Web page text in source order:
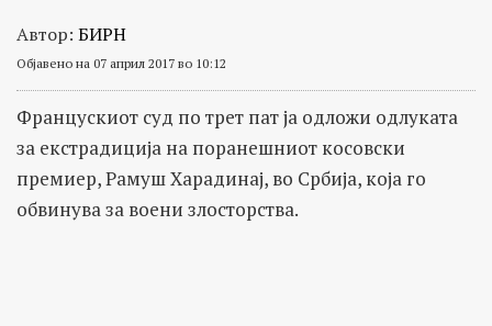
Автор: БИРН
Објавено на 07 април 2017 во 10:12
Францускиот суд по трет пат ја одложи одлуката
за екстрадиција на поранешниот косовски
премиер, Рамуш Харадинај, во Србија, која го
обвинува за воени злосторства.